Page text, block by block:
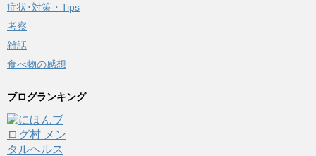
症状･対策・Tips
考察
雑話
食べ物の感想
ブログランキング